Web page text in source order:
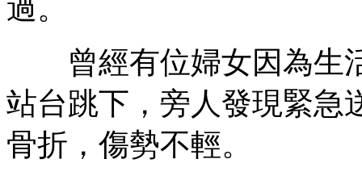
過。
曾經有位婦女因為生
站台跳下，旁人發現緊急
骨折，傷勢不輕。